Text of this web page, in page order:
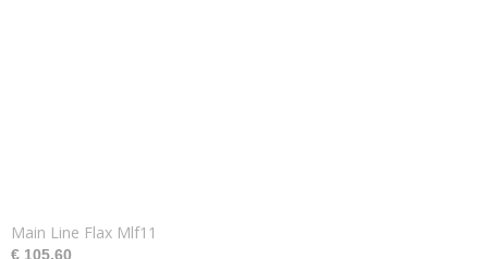
Main Line Flax Mlf11
€ 105,60